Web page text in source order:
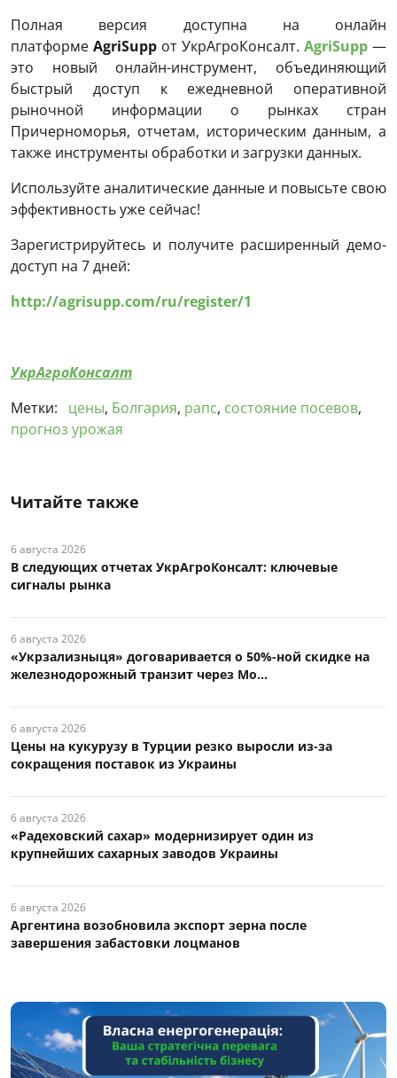
Полная версия доступна на онлайн
платформе AgriSupp от УкрАгроКонсалт. AgriSupp —
это новый онлайн-инструмент, объединяющий
быстрый доступ к ежедневной оперативной
рыночной информации о рынках стран
Причерноморья, отчетам, историческим данным, а
также инструменты обработки и загрузки данных.
Используйте аналитические данные и повысьте свою
эффективность уже сейчас!
Зарегистрируйтесь и получите расширенный демо-
доступ на 7 дней:
http://agrisupp.com/ru/register/1
УкрАгроКонсалт
Метки:
цены, Болгария, рапс, состояние посевов,
прогноз урожая
Читайте также
6 августа 2026
В следующих отчетах УкрАгроКонсалт: ключевые
сигналы рынка
6 августа 2026
«Укрзализныця» договаривается о 50%-ной скидке на
железнодорожный транзит через Мо...
6 августа 2026
Цены на кукурузу в Турции резко выросли из-за
сокращения поставок из Украины
6 августа 2026
«Радеховский сахар» модернизирует один из
крупнейших сахарных заводов Украины
6 августа 2026
Аргентина возобновила экспорт зерна после
завершения забастовки лоцманов